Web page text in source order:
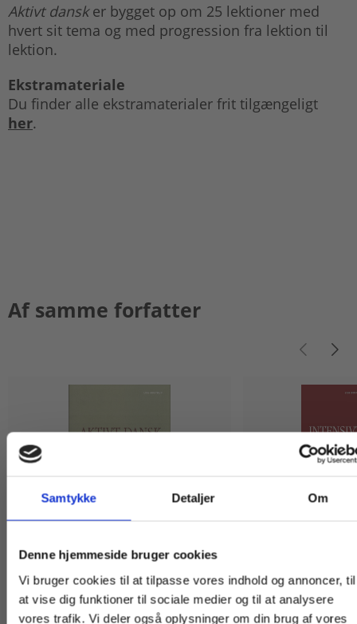
Samtykke Detaljer Om
Denne hjemmeside bruger cookies
Vi bruger cookies til at tilpasse vores indhold og annoncer, til
at vise dig funktioner til sociale medier og til at analysere
vores trafik. Vi deler også oplysninger om din brug af vores
Aktivt dansker bygget op om 25 lektioner med
hvert sit tema og med progression fra lektion til
lektion.
Ekstramateriale
Du finder alle ekstramaterialer frit tilgængeligt
her.
Af samme forfatter
2 formater
Aktivt dansk - Tysk
Lise Bostrup
Intensivt dansk
Lise Bostrup
Fortsæt som: